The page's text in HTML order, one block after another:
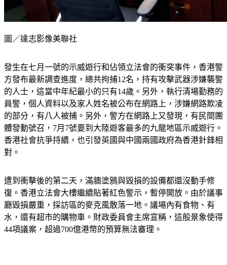
圖／達志影像美聯社
發生在七月一號的示威遊行和佔領立法會的衝突事件，香港警
方發布最新調查進度，總共拘捕12名，持有攻擊武器涉嫌襲警
的人士，這當中年紀最小的只有14歲。另外，執行清場勤務的
員警，個人資料以及家人姓名被公布在網路上，涉嫌網路欺凌
的部分，有八人被捕。另外，警方在網路上又發現，有民間團
體發動號召，7月7號要到大陸遊客最多的九龍地區示威遊行。
香港社會抗爭持續，也引發英國與中國兩國政府為香港針鋒相
對。
遭到衝擊後的第二天，滿牆塗鴉與毀損的設備都還沒動手修
復。香港立法會大樓繼續貼著紅色警示，暫停開放。由於議事
廳毀損嚴重，採訪區的麥克風散落一地。議場內有食物、有
水，還有超市的購物車。財政委員會主席宣稱，這般景象使得
44項議案，超過700億港幣的預算無法審理。